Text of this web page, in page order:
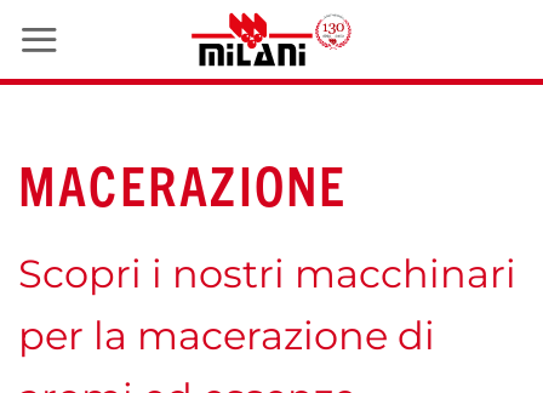
contenuti
MACERAZIONE
Scopri i nostri macchinari
per la macerazione di